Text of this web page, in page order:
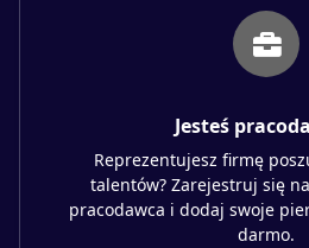
Jesteś
Reprezentujesz firmę
talentów? Zarejestruj się
pracodawca i dodaj swoje
darmo.